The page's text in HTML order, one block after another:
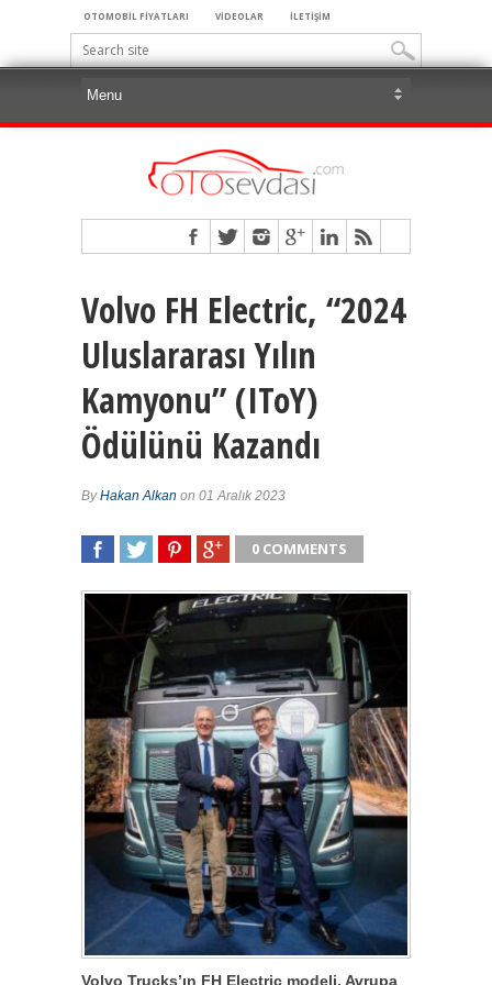
OTOMOBİL FİYATLARI VİDEOLAR İLETİŞİM
Volvo FH Electric, “2024
Uluslararası Yılın
Kamyonu” (IToY)
Ödülünü Kazandı
ByHakan Alkan on 01 Aralık 2023
0 COMMENTS
Volvo Trucks’ın FH Electric modeli, Avrupa